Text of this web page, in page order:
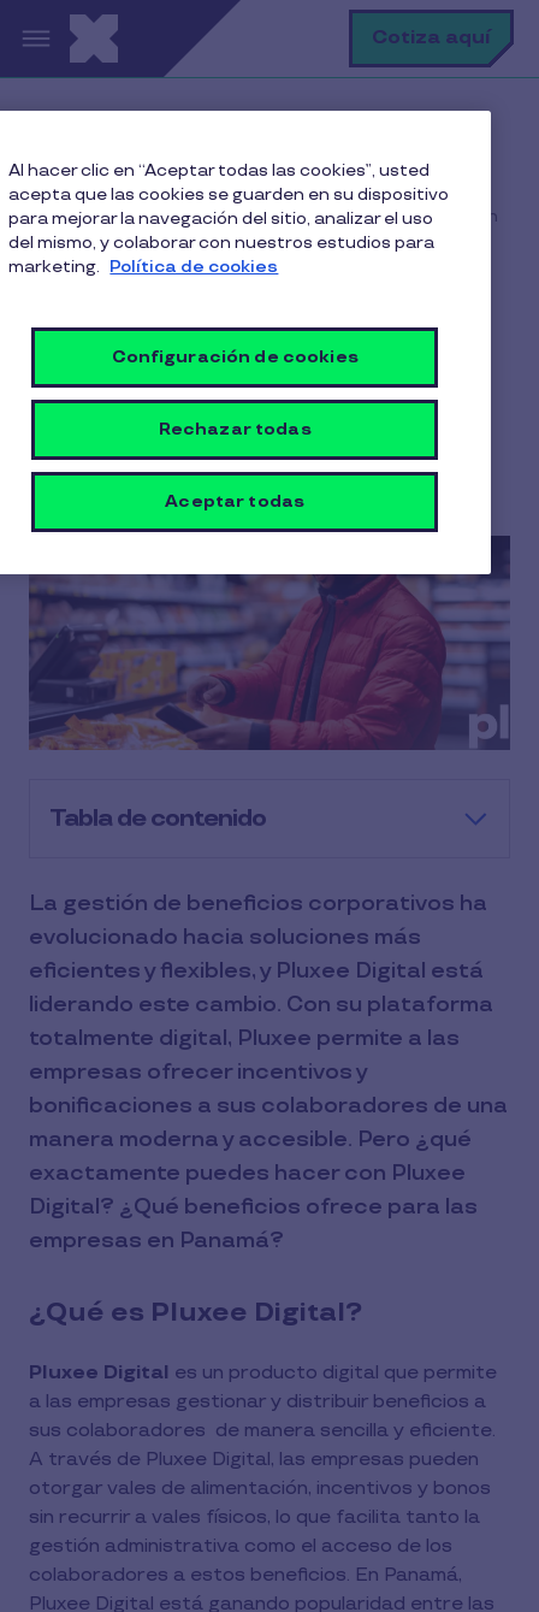
Pasar al contenido principal Cotiza aquí
Incentivos laborales
El producto que transforma la gestión de beneficios en
Panamá
El producto que
transforma la gestión de
beneficios en Panamá
4 min de lectura 4 Agosto 2025
Tabla de contenido
La gestión de beneficios corporativos ha
evolucionado hacia soluciones más
eficientes y flexibles, y Pluxee Digital está
liderando este cambio. Con su plataforma
totalmente digital, Pluxee permite a las
empresas ofrecer incentivos y
bonificaciones a sus colaboradores de una
manera moderna y accesible. Pero ¿qué
exactamente puedes hacer con Pluxee
Digital? ¿Qué beneficios ofrece para las
empresas en Panamá?
¿Qué es Pluxee Digital?
Pluxee Digital es un producto digital que permite
a las empresas gestionar y distribuir beneficios a
sus colaboradores de manera sencilla y eficiente.
A través de Pluxee Digital, las empresas pueden
otorgar vales de alimentación, incentivos y bonos
sin recurrir a vales físicos, lo que facilita tanto la
gestión administrativa como el acceso de los
colaboradores a estos beneficios. En Panamá,
Pluxee Digital está ganando popularidad entre las
Al hacer clic en “Aceptar todas las cookies”, usted
acepta que las cookies se guarden en su dispositivo
para mejorar la navegación del sitio, analizar el uso
del mismo, y colaborar con nuestros estudios para
marketing. Política de cookies
Configuración de cookies
Rechazar todas
Aceptar todas